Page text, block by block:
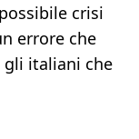
crisi
errore che
gli italiani che